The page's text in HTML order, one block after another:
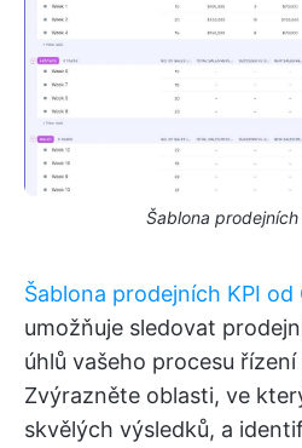
Šablona prodejních
Šablona prodejních KPI od
umožňuje sledovat
úhlů vašeho procesu
Zvýrazněte oblasti, ve
skvělých výsledků, a